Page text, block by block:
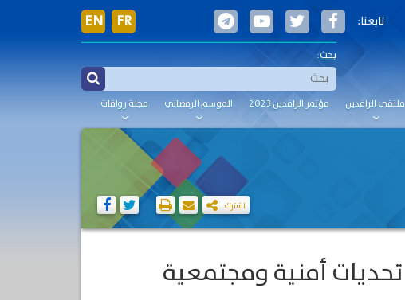
ملتقى الرافدين مؤتمر الرافدين 2023 الموسم الرمضاني
مجلة رواقات
EN FR تابعنا:
بحث:
اشترك
العراق وحرب المخدرات 2022-2024 تحديات أمنية ومجتمعية